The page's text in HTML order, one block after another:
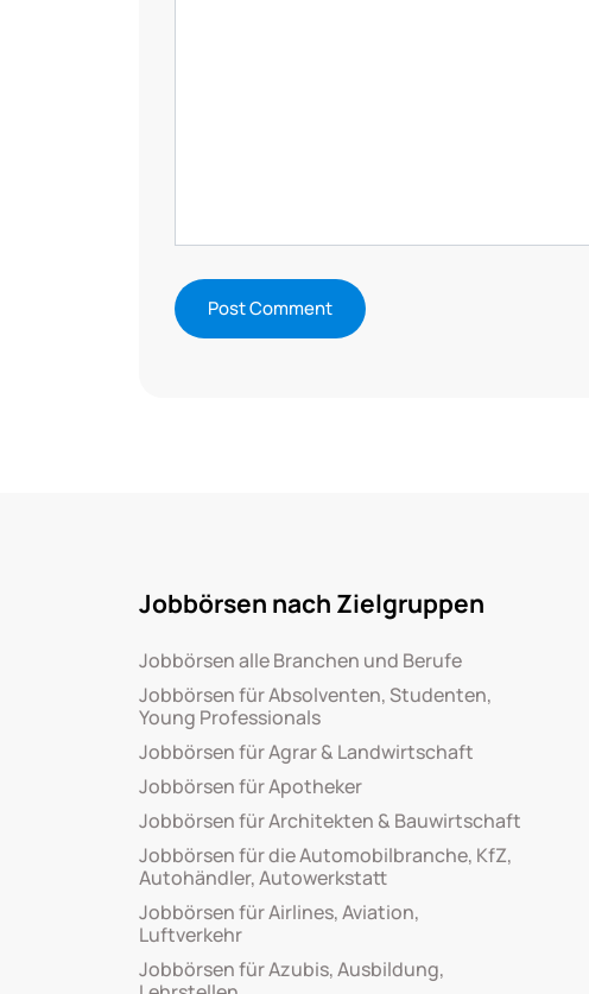
Jobbörsen nach Zielgruppen
Jobbörsen alle Branchen und Berufe
Jobbörsen für Absolventen, Studenten,
Young Professionals
Jobbörsen für Agrar & Landwirtschaft
Jobbörsen für Apotheker
Jobbörsen für Architekten & Bauwirtschaft
Jobbörsen für die Automobilbranche, KfZ,
Autohändler, Autowerkstatt
Jobbörsen für Airlines, Aviation,
Luftverkehr
Jobbörsen für Azubis, Ausbildung,